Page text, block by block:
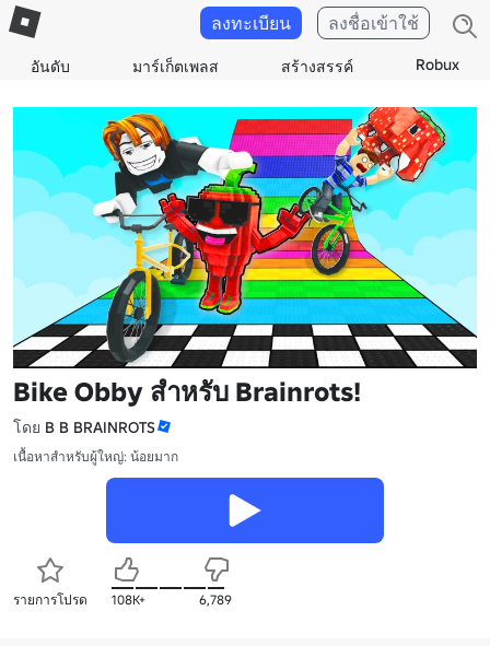
อันดับ มาร์เก็ตเพลส สร้างสรรค์ Robux
ลงทะเบียน ลงชื่อเข้าใช้
Bike Obby สำหรับ Brainrots!
โดย B B BRAINROTS
เนื้อหาสำหรับผู้ใหญ่: น้อยมาก
รายการโปรด 108K+ 6,789